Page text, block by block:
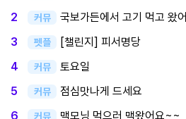
2 커뮤 국보가든에서 고기 먹고 왔
3 펫플 [챌린지] 피서명당
4 커뮤 토요일
5 커뮤 점심맛나게 드세요
6 커뮤 맥모닝 먹으러 맥왔어요~~